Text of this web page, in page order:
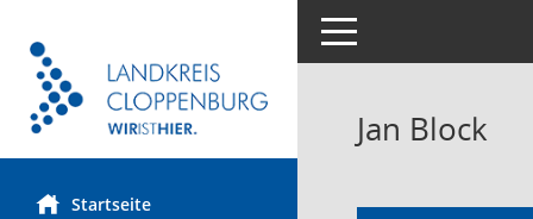
Startseite
Toggle navigation
Jan Block